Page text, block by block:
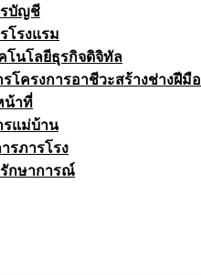
รบัญชี
โรงแรม
โนโลยีธุรกิจดิจิทัล
โครงการอาชีวะสร้างช่างฝีมือ
น้าที่
แม่บ้าน
รภารโรง
กษาการณ์